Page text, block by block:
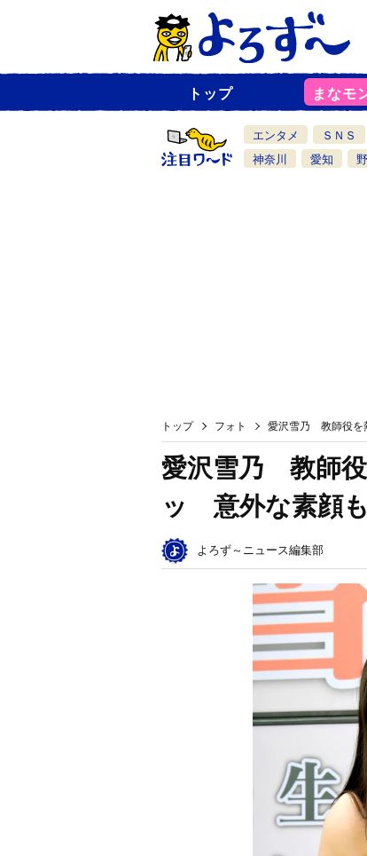
ュ
一
覧
トップ まなモ
エンタメ ＳＮＳ
神奈川
愛知
トップ フォト 愛沢雪乃 教師役を
愛沢雪乃 教師役
ッ 意外な素顔も
よろず～ニュース編集部